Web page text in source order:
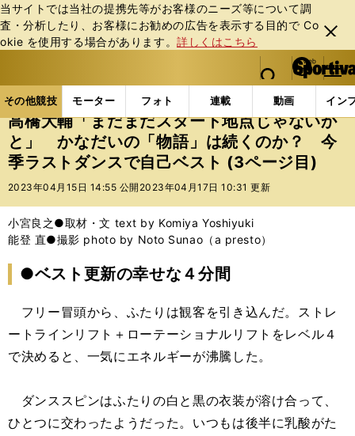
当サイトでは当社の提携先等がお客様のニーズ等について調
査・分析したり、お客様にお勧めの広告を表⽰する⽬的で Co
okie を使⽤する場合があります。詳しくはこちら
閉じ
る
web Sportiva (webスポルティーバ)
検索
マイペ
ー
ジ
メニュ
その他競技 モーター フォト 連載 動画 イン
ス
ポ
ル
テ
ー
バ
その他競技の記事一覧 フィギュア 高橋大輔「まだ
高橋大輔「まだまだスタート地点じゃないか
と」 かなだいの「物語」は続くのか？ 今
季ラストダンスで自己ベスト (3ページ目)
2023年04月15日 14:55 公開 2023年04月17日 10:31 更新
小宮良之●取材・文 text by Komiya Yoshiyuki
能登 直●撮影 photo by Noto Sunao（a presto）
●ベスト更新の幸せな４分間
フリー冒頭から、ふたりは観客を引き込んだ。ストレ
ートラインリフト＋ローテーショナルリフトをレベル４
で決めると、一気にエネルギーが沸騰した。
ダンススピンはふたりの白と黒の衣装が溶け合って、
ひとつに交わったようだった。いつもは後半に乳酸がた